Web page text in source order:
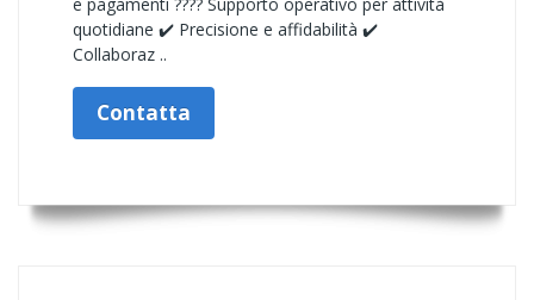
quotidiane ✔️ Precisione e affidabilità ✔️
Collaboraz ..
Contatta